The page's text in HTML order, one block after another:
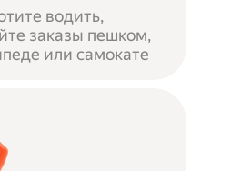
водить,
заказы пешком,
или самокате